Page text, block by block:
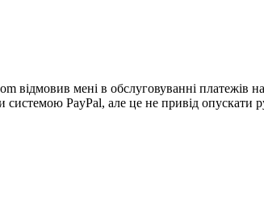
відмовив мені в обслуговуванні платежів
PayPal, але це не привід опускати